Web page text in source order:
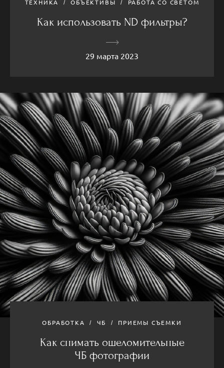
ТЕХНИКА ОБЪЕКТИВЫ РАБОТА СО СВЕТОМ
Как использовать ND фильтры?
29 марта 2023
ОБРАБОТКА ЧБ ПРИЕМЫ СЪЕМКИ
Как снимать ошеломительные
ЧБ фотографии